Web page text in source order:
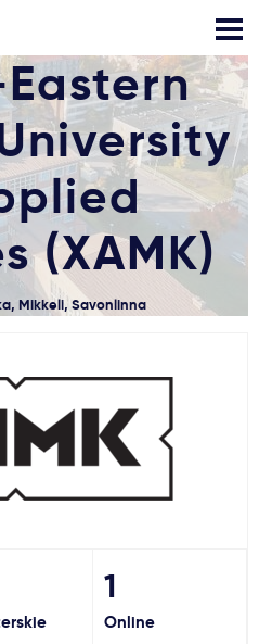
się
aplikacyjny
konsultacje Kontakt
(XAMK)
Mikkeli, Savonlinna
1
Online